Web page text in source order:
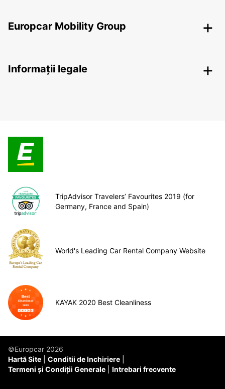
Europcar Mobility Group
Informații legale
TripAdvisor Travelers’ Favourites 2019 (for
Germany, France and Spain)
World's Leading Car Rental Company Website
KAYAK 2020 Best Cleanliness
©Europcar 2026
Hartă Site
Conditii de Inchiriere
Termeni și Condiții Generale
Intrebari frecvente